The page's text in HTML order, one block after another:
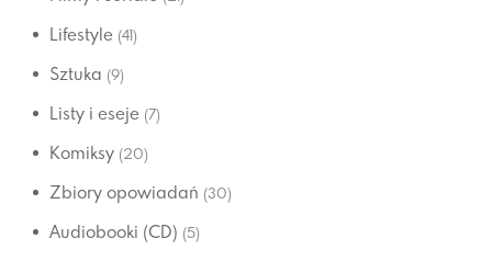
Lifestyle (41)
Sztuka (9)
Listy i eseje (7)
Komiksy (20)
Zbiory opowiadań (30)
Audiobooki (CD) (5)